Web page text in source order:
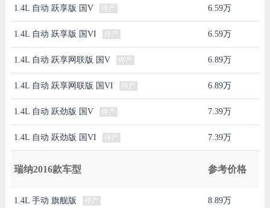
1.4L 自动 跃享版 国V 停产 6.59万
1.4L 自动 跃享版 国VI 停产 6.59万
1.4L 自动 跃享网联版 国V 停产 6.89万
1.4L 自动 跃享网联版 国VI 停产 6.89万
1.4L 自动 跃劲版 国V 停产 7.39万
1.4L 自动 跃劲版 国VI 停产 7.39万
瑞纳2016款车型 参考价格
1.4L 手动 旗舰版 停产 8.89万